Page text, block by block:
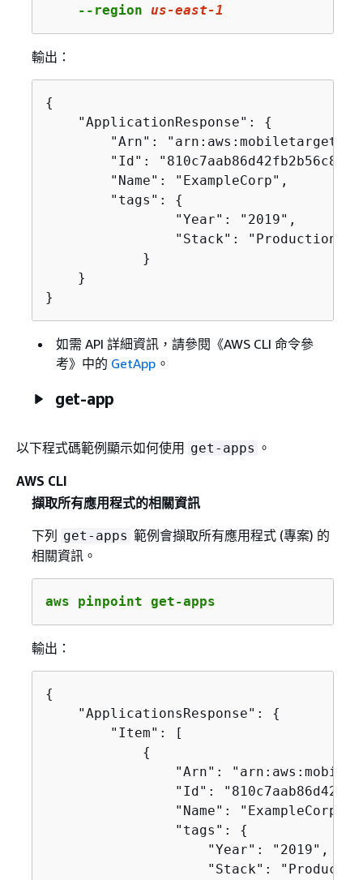
    --region
us-east-1
輸出：
{
    "ApplicationResponse":
{
"Arn":
"Id":
        "Name": "ExampleCorp",
        "tags":
{
                "Year": "2019",
                "Stack": "Production"
            }
    }
}
如需 API 詳細資訊，請參閱《AWS CLI 命令參
考》 中的 GetApp 。
get-app
以下程式碼範例顯示如何使用 get-apps 。
AWS CLI
擷取所有應用程式的相關資訊
下列
get-apps 範例會擷取所有應用程式 (專案) 的
相關資訊。
aws pinpoint get-apps
輸出：
{
    "ApplicationsResponse":
{
        "Item": [
{
"Arn":
"Id":
                "Name": "ExampleCorp",
                "tags":
{
                    "Year": "2019",
"Stack":